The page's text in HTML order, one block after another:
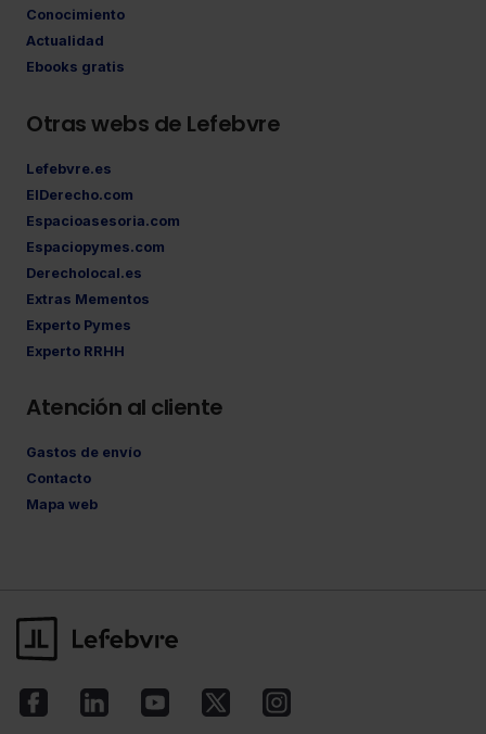
Conocimiento
Actualidad
Ebooks gratis
Otras webs de Lefebvre
Lefebvre.es
ElDerecho.com
Espacioasesoria.com
Espaciopymes.com
Derecholocal.es
Extras Mementos
Experto Pymes
Experto RRHH
Atención al cliente
Gastos de envío
Contacto
Mapa web